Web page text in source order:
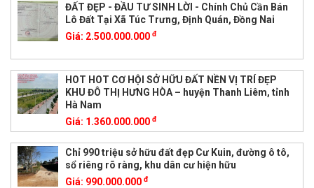
ĐẤT ĐẸP - ĐẦU TƯ SINH LỜI - Chính Chủ Cần Bán
Lô Đất Tại Xã Túc Trưng, Định Quán, Đồng Nai
Giá: 2.500.000.000 đ
HOT HOT CƠ HỘI SỞ HỮU ĐẤT NỀN VỊ TRÍ ĐẸP
KHU ĐÔ THỊ HƯNG HÒA – huyện Thanh Liêm, tỉnh
Hà Nam
Giá: 1.360.000.000 đ
Chỉ 990 triệu sở hữu đất đẹp Cư Kuin, đường ô tô,
sổ riêng rõ ràng, khu dân cư hiện hữu
Giá: 990.000.000 đ